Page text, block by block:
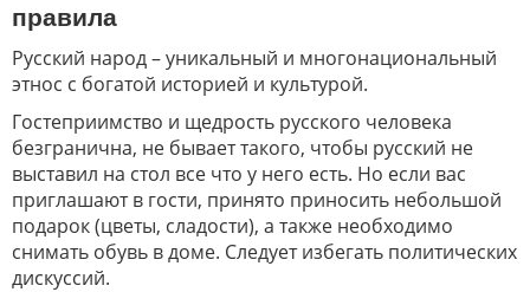
правила
Русский народ – уникальный и многонациональный
этнос с богатой историей и культурой.
Гостеприимство и щедрость русского человека
безгранична, не бывает такого, чтобы русский не
выставил на стол все что у него есть. Но если вас
приглашают в гости, принято приносить небольшой
подарок (цветы, сладости), а также необходимо
снимать обувь в доме. Следует избегать политических
дискуссий.